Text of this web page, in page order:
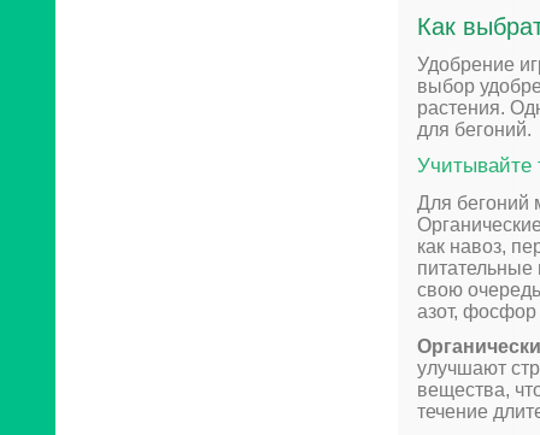
Как
Удобрение
выбор
растения.
для бегоний.
Учитывайте
Для бегоний
как навоз,
свою
азот, фосфор
улучшают
вещества,
течение